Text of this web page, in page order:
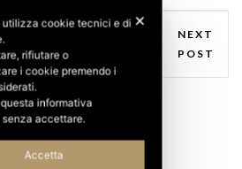
NEXT
POST
✕
utilizza cookie tecnici e di
rifiutare o
i cookie premendo i
informativa
accettare.
Accetta